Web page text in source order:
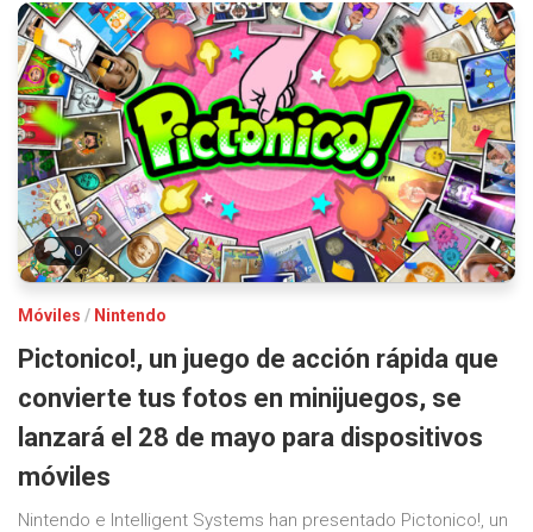
0
Móviles / Nintendo
Pictonico!, un juego de acción rápida que
convierte tus fotos en minijuegos, se
lanzará el 28 de mayo para dispositivos
móviles
Nintendo e Intelligent Systems han presentado Pictonico!, un